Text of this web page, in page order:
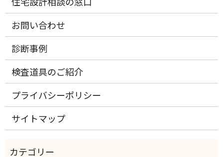
お問い合わせ
診断事例
検査道具のご紹介
プライバシーポリシー
サイトマップ